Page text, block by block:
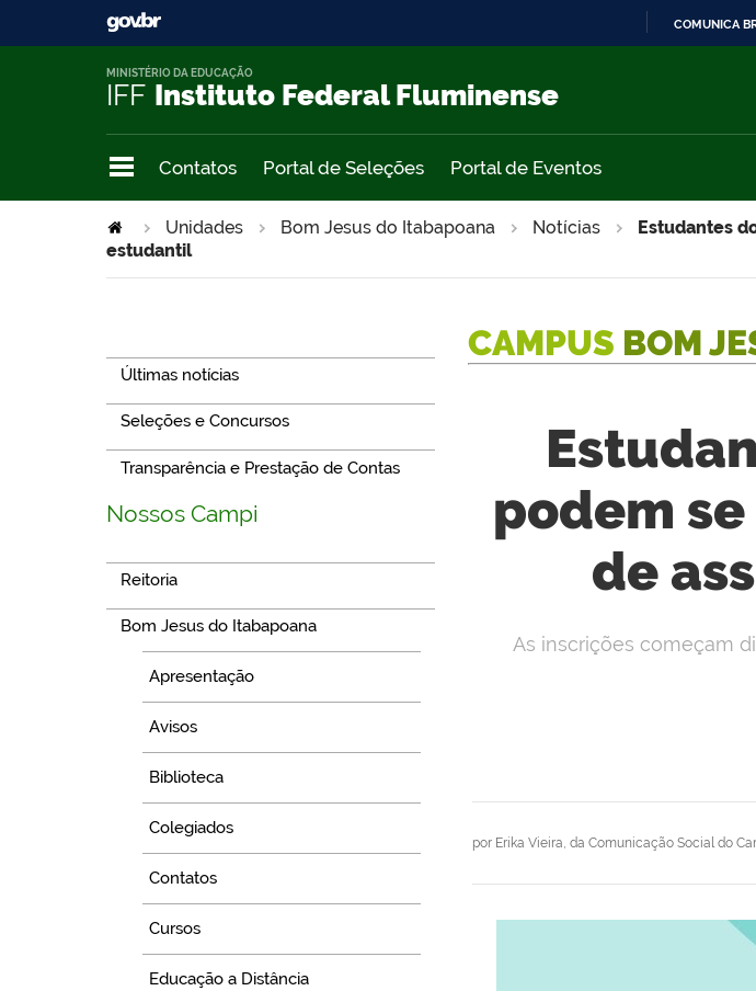
COMUNICA
IFF Instituto Federal Fluminense
MINISTÉRIO DA EDUCAÇÃO
Contatos Portal de Seleções Portal de Eventos
Unidades Bom Jesus do Itabapoana Notícias
Estudantes
estudantil
Últimas notícias
Seleções e Concursos
Transparência e Prestação de Contas
Nossos Campi
Reitoria
Bom Jesus do Itabapoana
Apresentação
Avisos
Biblioteca
Colegiados
Contatos
Cursos
Educação a Distância
CAMPUS BOM
podem
de
por Erika Vieira, da Comunicação Social do
As inscrições começam